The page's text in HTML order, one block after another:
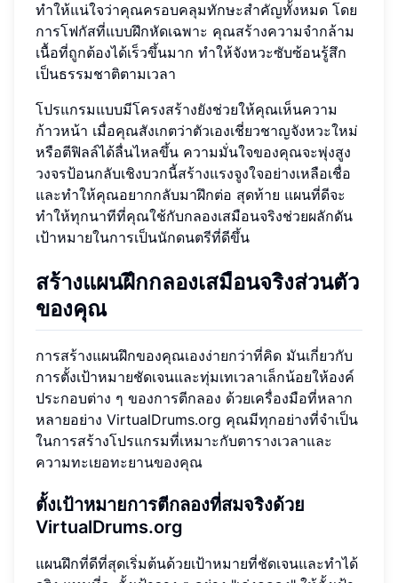
ทำให้แน่ใจว่าคุณครอบคลุมทักษะสำคัญทั้งหมด โดย
การโฟกัสที่แบบฝึกหัดเฉพาะ คุณสร้างความจำกล้าม
เนื้อที่ถูกต้องได้เร็วขึ้นมาก ทำให้จังหวะซับซ้อนรู้สึก
เป็นธรรมชาติตามเวลา
โปรแกรมแบบมีโครงสร้างยังช่วยให้คุณเห็นความ
ก้าวหน้า เมื่อคุณสังเกตว่าตัวเองเชี่ยวชาญจังหวะใหม่
หรือตีฟิลล์ได้ลื่นไหลขึ้น ความมั่นใจของคุณจะพุ่งสูง
วงจรป้อนกลับเชิงบวกนี้สร้างแรงจูงใจอย่างเหลือเชื่อ
และทำให้คุณอยากกลับมาฝึกต่อ สุดท้าย แผนที่ดีจะ
ทำให้ทุกนาทีที่คุณใช้กับกลองเสมือนจริงช่วยผลักดัน
เป้าหมายในการเป็นนักดนตรีที่ดีขึ้น
สร้างแผนฝึกกลองเสมือนจริงส่วนตัว
ของคุณ
การสร้างแผนฝึกของคุณเองง่ายกว่าที่คิด มันเกี่ยวกับ
การตั้งเป้าหมายชัดเจนและทุ่มเทเวลาเล็กน้อยให้องค์
ประกอบต่าง ๆ ของการตีกลอง ด้วยเครื่องมือที่หลาก
หลายอย่าง VirtualDrums.org คุณมีทุกอย่างที่จำเป็น
ในการสร้างโปรแกรมที่เหมาะกับตารางเวลาและ
ความทะเยอทะยานของคุณ
ตั้งเป้าหมายการตีกลองที่สมจริงด้วย
VirtualDrums.org
แผนฝึกที่ดีที่สุดเริ่มต้นด้วยเป้าหมายที่ชัดเจนและทำได้